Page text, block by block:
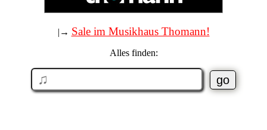
|→ Sale im Musikhaus Thomann!
Alles finden: